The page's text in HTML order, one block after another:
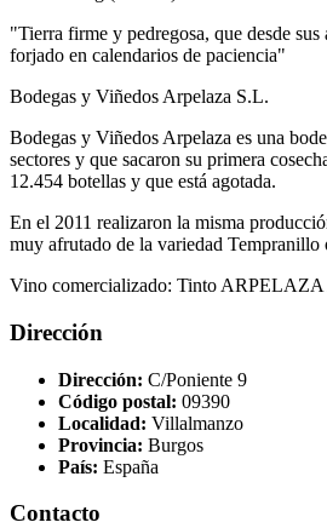
"Tierra firme y pedregosa, que desde
forjado en calendarios de paciencia"
Bodegas y Viñedos Arpelaza S.L.
Bodegas y Viñedos Arpelaza es una
sectores y que sacaron su primera
12.454 botellas y que está agotada.
En el 2011 realizaron la misma
muy afrutado de la variedad Tempranillo
Vino comercializado: Tinto ARPELAZA
Dirección
Dirección: C/Poniente 9
Código postal: 09390
Localidad: Villalmanzo
Provincia: Burgos
País: España
Contacto